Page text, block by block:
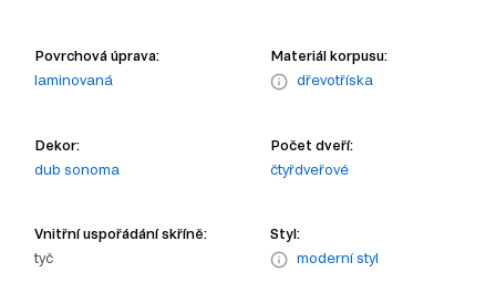
Povrchová úprava:
laminovaná
Materiál korpusu:
dřevotříska
Dekor:
dub sonoma
Počet dveří:
čtyřdveřové
Vnitřní uspořádání skříně:
tyč
Styl:
moderní styl